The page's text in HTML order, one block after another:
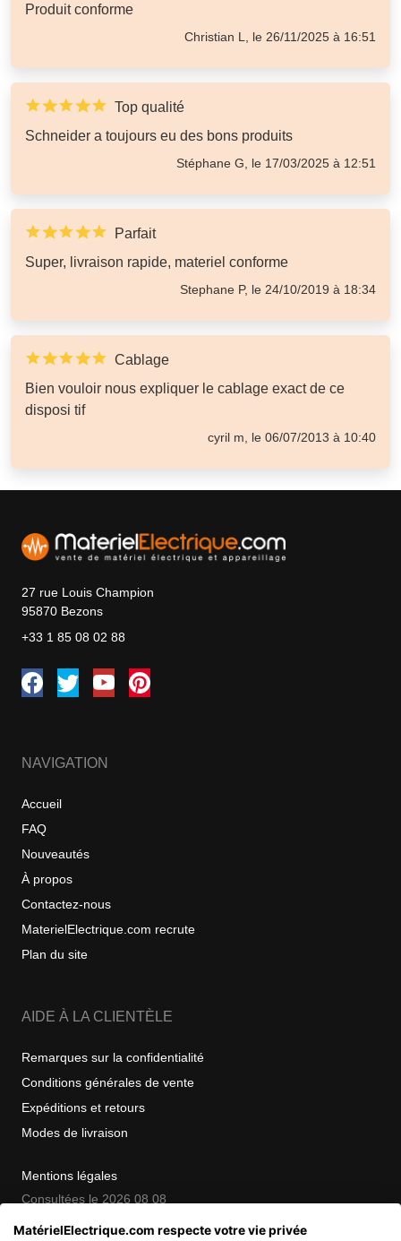
Produit conforme
Christian L, le 26/11/2025 à 16:51
Top qualité
Schneider a toujours eu des bons produits
Stéphane G, le 17/03/2025 à 12:51
Parfait
Super, livraison rapide, materiel conforme
Stephane P, le 24/10/2019 à 18:34
Cablage
Bien vouloir nous expliquer le cablage exact de ce
disposi tif
cyril m, le 06/07/2013 à 10:40
27 rue Louis Champion
95870 Bezons
+33 1 85 08 02 88
NAVIGATION
Accueil
FAQ
Nouveautés
À propos
Contactez-nous
MaterielElectrique.com recrute
Plan du site
AIDE À LA CLIENTÈLE
Remarques sur la confidentialité
Conditions générales de vente
Expéditions et retours
Modes de livraison
Mentions légales
Consultées le 2026 08 08
MatérielElectrique.com respecte votre vie privée